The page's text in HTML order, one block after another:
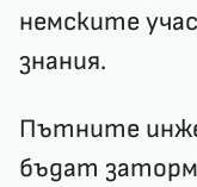
немските
знания.
Пътните
бъдат